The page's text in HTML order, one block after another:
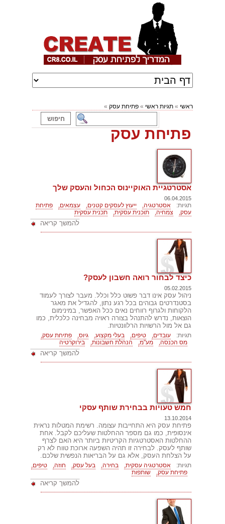
ראשי » תגיות ראשי » פתיחת עסק »
פתיחת עסק
אסטרטגיית האוקיינוס הכחול והעסק שלך
06.04.2015
תגיות: אסטרטגיה, ייעוץ לעסקים קטנים, עצמאים,
פתיחת
עסק,
צמחיה, תוכנית עסקית, תכנית עסקית
להמשך קריאה
כיצד לבחור רואה חשבון לעסק?
05.02.2015
ניהול עסק אינו דבר פשוט כלל וכלל. מעבר לצורך לעמוד
בסטנדרטים גבוהים בכל רגע נתון, להגדיל את מאגר
הלקוחות ולגרוף רווחים נאים ככל האפשר, במינימום
הוצאות, נדרש להתנהל בצורה ראויה מבחינה כלכלית, כמו
גם אל מול הרשויות הרלוונטיות.
תגיות: עובדים, טיפים, בעלי מקצוע, גיוס,
פתיחת עסק,
מס הכנסה,
מע"מ, הנהלת חשבונות, בירוקרטיה
להמשך קריאה
חמש טעויות בבחירת שותף עסקי
13.10.2014
פתיחת עסק היא התחייבות עצומה. רשימת המטלות נראית
אינסופית, כמו גם מספר ההחלטות שעליכם לקבל. אחת
ההחלטות האסטרטגיות הקריטיות ביותר היא האם לצרף
שותף לעסק. לבחירה זו תהיה השפעה ארוכת טווח לא רק
על הצלחת העסק, אלא גם על הבריאות הנפשית שלכם.
תגיות: אסטרטגיה עסקית, בחירה, בעל עסק, חוזה,
טיפים,
פתיחת עסק,
שותפות
להמשך קריאה